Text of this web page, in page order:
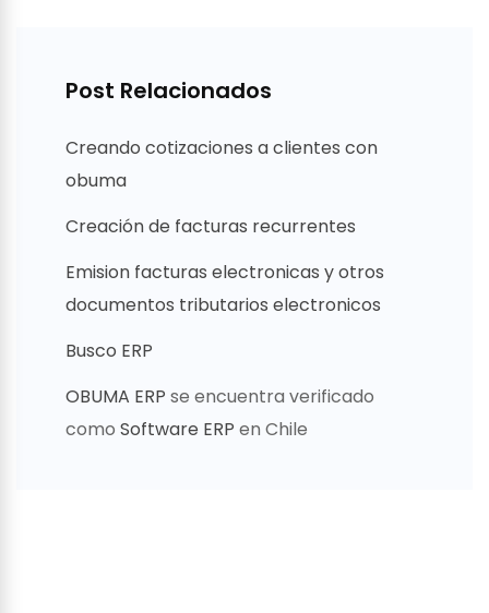
Post Relacionados
Creando cotizaciones a clientes con
obuma
Creación de facturas recurrentes
Emision facturas electronicas y otros
documentos tributarios electronicos
Busco ERP
OBUMA ERP se encuentra verificado
como Software ERP en Chile